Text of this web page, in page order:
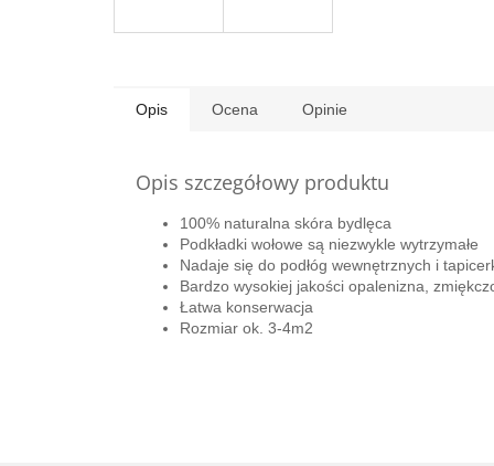
Opis Ocena Opinie
Opis szczegółowy produktu
100% naturalna skóra bydlęca
Podkładki wołowe są niezwykle wytrzymałe
Nadaje się do podłóg wewnętrznych i
Bardzo wysokiej jakości opalenizna,
Łatwa konserwacja
Rozmiar ok. 3-4m2